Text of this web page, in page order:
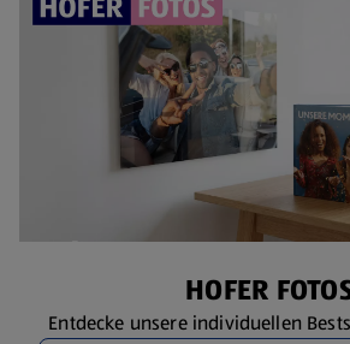
HOFER
Entdecke unsere individuellen